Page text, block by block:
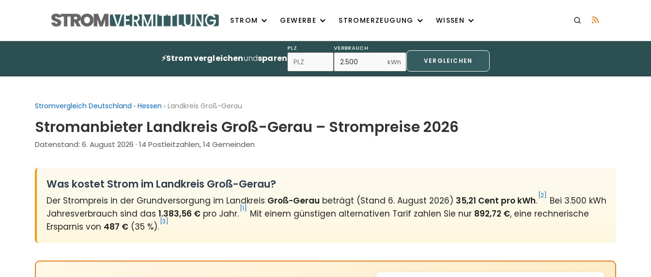
STROM GEWERBE STROMERZEUGUNG WISSEN
⚡Strom vergleichenundsparen
PLZ VERBRAUCH
kWh VERGLEICHEN
Stromvergleich Deutschland › Hessen › Landkreis Groß-Gerau
Stromanbieter Landkreis Groß-Gerau – Strompreise 2026
Datenstand: 6. August 2026 · 14 Postleitzahlen, 14 Gemeinden
Was kostet Strom im Landkreis Groß-Gerau?
Der Strompreis in der Grundversorgung im Landkreis Groß-Gerau beträgt (Stand 6. August 2026) 35,21 Cent pro kWh. [2]
Bei 3.500 kWh
Jahresverbrauch sind das 1.383,56 € pro Jahr. [1] Mit einem günstigen alternativen Tarif zahlen Sie nur 892,72 €, eine rechnerische
Ersparnis von 487 € (35 %). [3]